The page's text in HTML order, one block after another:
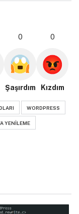
0
Şaşırdım
0
Kızdım
WORDPRESS
YENILEME